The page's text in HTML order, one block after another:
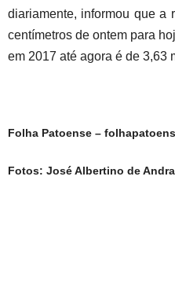
diariamente, informou que a
centímetros de ontem para
em 2017 até agora é de 3,63
Folha Patoense –
Fotos: José Albertino de